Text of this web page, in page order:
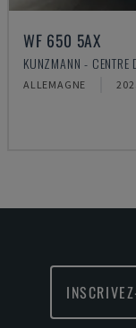
WF 650 5AX
KUNZMANN - CENTRE
ALLEMAGNE